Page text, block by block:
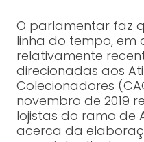
O parlamentar faz
linha do tempo, em
relativamente
direcionadas aos
Colecionadores
novembro de 2019
lojistas do ramo de
acerca da